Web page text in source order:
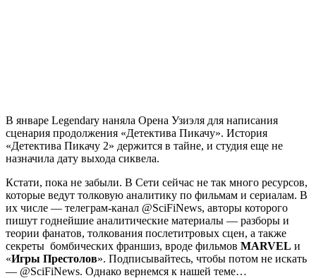
В январе Legendary наняла Орена Узиэля для написания
сценария продолжения «Детектива Пикачу». История
«Детектива Пикачу 2» держится в тайне, и студия еще не
назначила дату выхода сиквела.
Кстати, пока не забыли. В Сети сейчас не так много ресурсов,
которые ведут толковую аналитику по фильмам и сериалам. В
их числе — телеграм-канал @SciFiNews, авторы которого
пишут годнейшие аналитические материалы — разборы и
теории фанатов, толкования послетитровых сцен, а также
секреты бомбических франшиз, вроде фильмов MARVEL и
«Игры Престолов». Подписывайтесь, чтобы потом не искать
— @SciFiNews. Однако вернемся к нашей теме…